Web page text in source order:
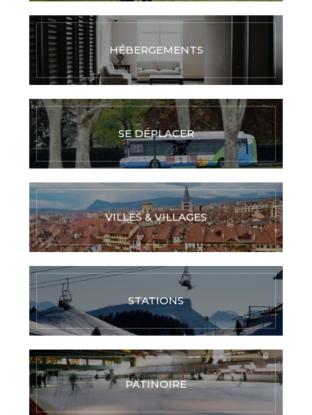
HÉBERGEMENTS
SE DÉPLACER
VILLES & VILLAGES
STATIONS
PATINOIRE